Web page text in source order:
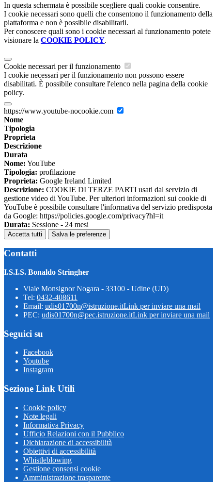
In questa schermata è possibile scegliere quali cookie consentire.
I cookie necessari sono quelli che consentono il funzionamento della
piattaforma e non è possibile disabilitarli.
Per conoscere quali sono i cookie necessari al funzionamento potete
visionare la COOKIE POLICY.
Cookie necessari per il funzionamento
I cookie necessari per il funzionamento non possono essere
disabilitati. È possibile consultare l'elenco nella pagina della cookie
policy.
https://www.youtube-nocookie.com
Nome
Tipologia
Proprieta
Descrizione
Durata
Nome: YouTube
Tipologia: profilazione
Proprieta: Google Ireland Limited
Descrizione: COOKIE DI TERZE PARTI usati dal servizio di
gestione video di YouTube. Per ulteriori informazioni sui cookie di
YouTube è possibile consultare l'informativa del servizio predisposta
da Google: https://policies.google.com/privacy?hl=it
Durata: Sessione - 24 mesi
Accetta tutti Salva le preferenze
Contatti
I.S.I.S. Bonaldo Stringher
Viale Monsignor Nogara - 33100 - Udine (UD)
Tel: 0432-408611
Email: udis01700n@istruzione.itLink per inviare una mail
PEC: udis01700n@pec.istruzione.itLink per inviare una mail
Seguici su
Facebook
Youtube
Instagram
Sezione Link Utili
Cookie policy
Note legali
Informativa Privacy
Ufficio Relazioni con il Pubblico
Dichiarazione di accessibilità
Obiettivi di accessibilità
Whistleblowing
Gestione consensi cookie
Amministrazione trasparente